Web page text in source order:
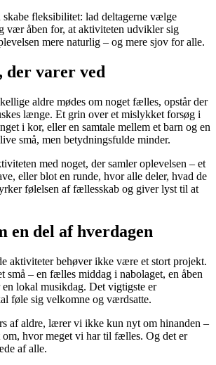
skabe fleksibilitet: lad deltagerne vælge
vær åben for, at aktiviteten udvikler sig
mere naturlig – og mere sjov for alle.
der varer ved
aldre mødes om noget fælles, opstår der
længe. Et grin over et mislykket forsøg i
i kor, eller en samtale mellem et barn og en
små, men betydningsfulde minder.
med noget, der samler oplevelsen – et
eller blot en runde, hvor alle deler, hvad de
følelsen af fællesskab og giver lyst til at
en del af hverdagen
aktiviteter behøver ikke være et stort projekt.
små – en fælles middag i nabolaget, en åben
lokal musikdag. Det vigtigste er
føle sig velkomne og værdsatte.
af aldre, lærer vi ikke kun nyt om hinanden –
hvor meget vi har til fælles. Og det er
af alle.